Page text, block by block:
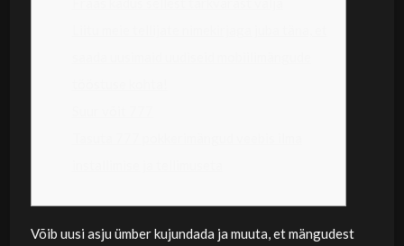
Võib uusi asju ümber kujundada ja muuta, et mängudest